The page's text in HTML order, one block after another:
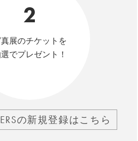
2
展のチケットを
でプレゼント！
の新規登録はこちら